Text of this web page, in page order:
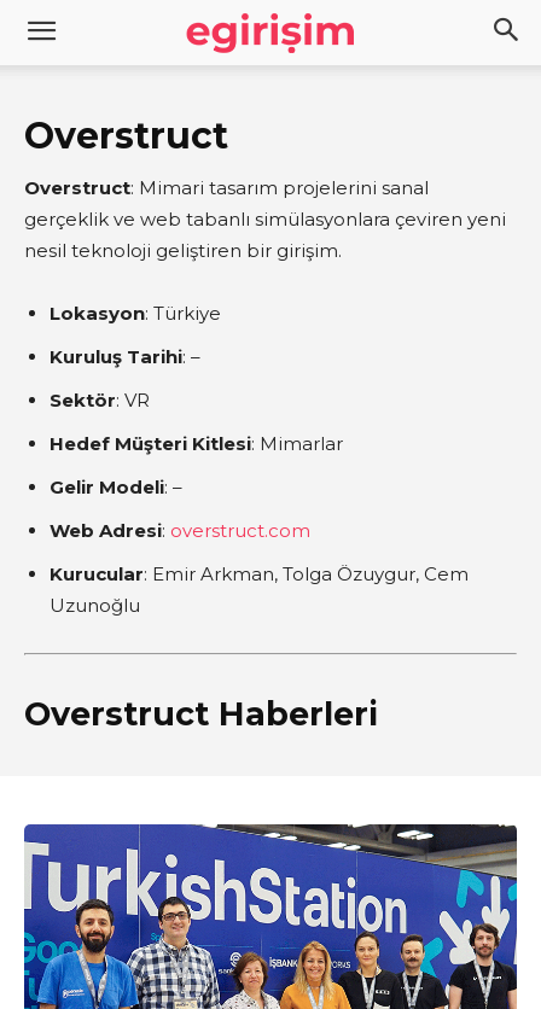
Overstruct
Overstruct: Mimari tasarım projelerini sanal
gerçeklik ve web tabanlı simülasyonlara çeviren yeni
nesil teknoloji geliştiren bir girişim.
Lokasyon: Türkiye
Kuruluş Tarihi: –
Sektör: VR
Hedef Müşteri Kitlesi: Mimarlar
Gelir Modeli: –
Web Adresi: overstruct.com
Kurucular: Emir Arkman, Tolga Özuygur, Cem
Uzunoğlu
Overstruct Haberleri